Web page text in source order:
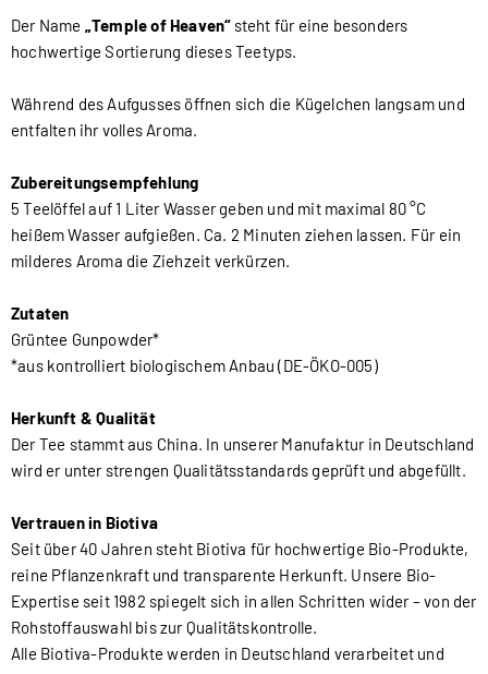
Der Name „Temple of Heaven“steht für eine besonders
hochwertige Sortierung dieses Teetyps.
Während des Aufgusses öffnen sich die Kügelchen langsam und
entfalten ihr volles Aroma.
Zubereitungsempfehlung
5 Teelöffel auf 1 Liter Wasser geben und mit maximal 80 °C
heißem Wasser aufgießen. Ca. 2 Minuten ziehen lassen. Für ein
milderes Aroma die Ziehzeit verkürzen.
Zutaten
Grüntee Gunpowder*
*aus kontrolliert biologischem Anbau (DE-ÖKO-005)
Herkunft & Qualität
Der Tee stammt aus China. In unserer Manufaktur in Deutschland
wird er unter strengen Qualitätsstandards geprüft und abgefüllt.
Vertrauen in Biotiva
Seit über 40 Jahren steht Biotiva für hochwertige Bio-Produkte,
reine Pflanzenkraft und transparente Herkunft. Unsere Bio-
Expertise seit 1982 spiegelt sich in allen Schritten wider – von der
Rohstoffauswahl bis zur Qualitätskontrolle.
Alle Biotiva-Produkte werden in Deutschland verarbeitet und